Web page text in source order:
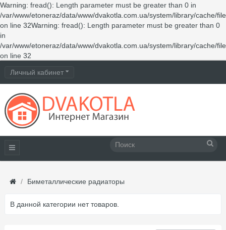
Warning: fread(): Length parameter must be greater than 0 in
/var/www/etoneraz/data/www/dvakotla.com.ua/system/library/cache/
on line 32Warning: fread(): Length parameter must be greater than 0
in
/var/www/etoneraz/data/www/dvakotla.com.ua/system/library/cache/
on line 32
Личный кабинет
Биметаллические радиаторы
В данной категории нет товаров.